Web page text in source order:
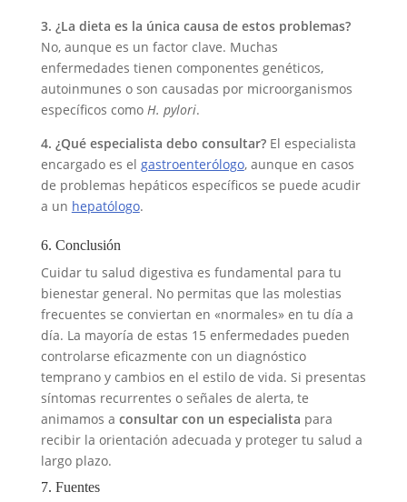
3. ¿La dieta es la única causa de estos problemas?
No, aunque es un factor clave. Muchas
enfermedades tienen componentes genéticos,
autoinmunes o son causadas por microorganismos
específicos como H. pylori.
4. ¿Qué especialista debo consultar?El especialista
encargado es el gastroenterólogo, aunque en casos
de problemas hepáticos específicos se puede acudir
a un hepatólogo.
6. Conclusión
Cuidar tu salud digestiva es fundamental para tu
bienestar general. No permitas que las molestias
frecuentes se conviertan en «normales» en tu día a
día. La mayoría de estas 15 enfermedades pueden
controlarse eficazmente con un diagnóstico
temprano y cambios en el estilo de vida. Si presentas
síntomas recurrentes o señales de alerta, te
animamos a consultar con un especialista para
recibir la orientación adecuada y proteger tu salud a
largo plazo.
7. Fuentes